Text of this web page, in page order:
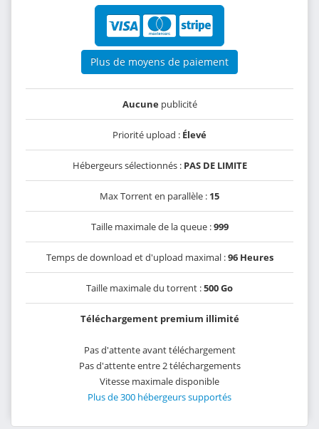
Plus de moyens de paiement
Aucunepublicité
Priorité upload : Élevé
Hébergeurs sélectionnés : PAS DE LIMITE
Max Torrent en parallèle : 15
Taille maximale de la queue :999
Temps de download et d'upload maximal :96 Heures
Taille maximale du torrent :500 Go
Téléchargement premium illimité
Pas d'attente avant téléchargement
Pas d'attente entre 2 téléchargements
Vitesse maximale disponible
Plus de 300 hébergeurs supportés